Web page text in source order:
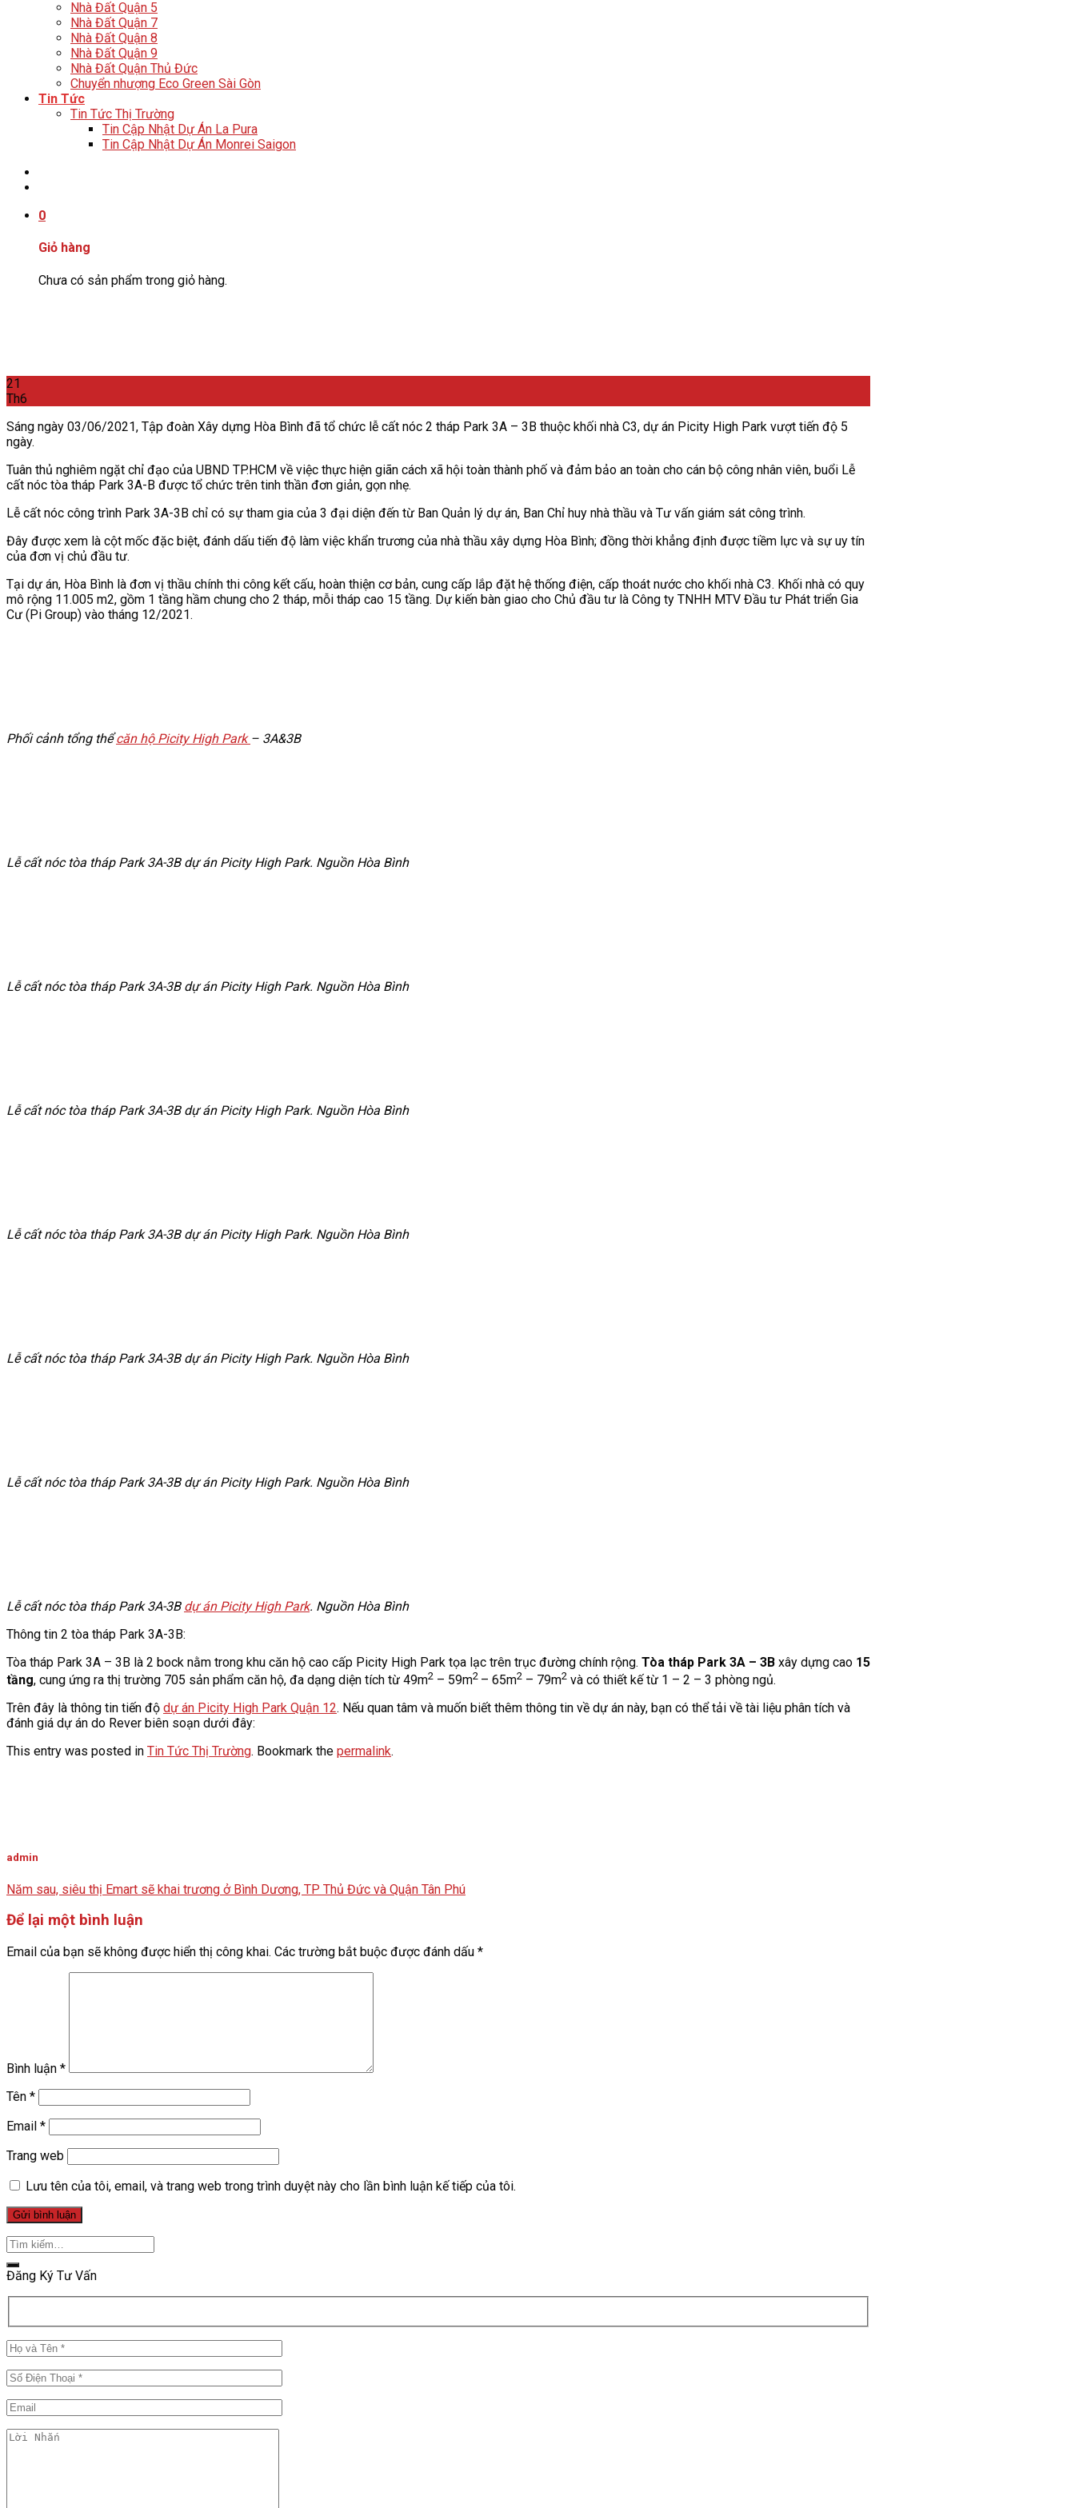
Nhà Đất Quận 5
Nhà Đất Quận 7
Nhà Đất Quận 8
Nhà Đất Quận 9
Nhà Đất Quận Thủ Đức
Chuyển nhượng Eco Green Sài Gòn
Tin Tức
Tin Tức Thị Trường
Tin Cập Nhật Dự Án La Pura
Tin Cập Nhật Dự Án Monrei Saigon
0
Giỏ hàng
Chưa có sản phẩm trong giỏ hàng.
21
Th6
Sáng ngày 03/06/2021, Tập đoàn Xây dựng Hòa Bình đã tổ chức lễ cất nóc 2 tháp Park 3A – 3B thuộc khối nhà C3, dự án Picity High Park vượt tiến độ 5
ngày.
Tuân thủ nghiêm ngặt chỉ đạo của UBND TP.HCM về việc thực hiện giãn cách xã hội toàn thành phố và đảm bảo an toàn cho cán bộ công nhân viên, buổi Lễ
cất nóc tòa tháp Park 3A-B được tổ chức trên tinh thần đơn giản, gọn nhẹ.
Lễ cất nóc công trình Park 3A-3B chỉ có sự tham gia của 3 đại diện đến từ Ban Quản lý dự án, Ban Chỉ huy nhà thầu và Tư vấn giám sát công trình.
Đây được xem là cột mốc đặc biệt, đánh dấu tiến độ làm việc khẩn trương của nhà thầu xây dựng Hòa Bình; đồng thời khẳng định được tiềm lực và sự uy tín
của đơn vị chủ đầu tư.
Tại dự án, Hòa Bình là đơn vị thầu chính thi công kết cấu, hoàn thiện cơ bản, cung cấp lắp đặt hệ thống điện, cấp thoát nước cho khối nhà C3. Khối nhà có quy
mô rộng 11.005 m2, gồm 1 tầng hầm chung cho 2 tháp, mỗi tháp cao 15 tầng. Dự kiến bàn giao cho Chủ đầu tư là Công ty TNHH MTV Đầu tư Phát triển Gia
Cư (Pi Group) vào tháng 12/2021.
Phối cảnh tổng thểcăn hộ Picity High Park – 3A&3B
Lễ cất nóc tòa tháp Park 3A-3B dự án Picity High Park. Nguồn Hòa Bình
Lễ cất nóc tòa tháp Park 3A-3B dự án Picity High Park. Nguồn Hòa Bình
Lễ cất nóc tòa tháp Park 3A-3B dự án Picity High Park. Nguồn Hòa Bình
Lễ cất nóc tòa tháp Park 3A-3B dự án Picity High Park. Nguồn Hòa Bình
Lễ cất nóc tòa tháp Park 3A-3B dự án Picity High Park. Nguồn Hòa Bình
Lễ cất nóc tòa tháp Park 3A-3B dự án Picity High Park. Nguồn Hòa Bình
Lễ cất nóc tòa tháp Park 3A-3B dự án Picity High Park. Nguồn Hòa Bình
Thông tin 2 tòa tháp Park 3A-3B:
Tòa tháp Park 3A – 3B là 2 bock nằm trong khu căn hộ cao cấp Picity High Park tọa lạc trên trục đường chính rộng. Tòa tháp Park 3A – 3B xây dựng cao 15
tầng, cung ứng ra thị trường 705 sản phẩm căn hộ, đa dạng diện tích từ 49m2 – 59m2 – 65m2 – 79m2 và có thiết kế từ 1 – 2 – 3 phòng ngủ.
Trên đây là thông tin tiến độ dự án Picity High Park Quận 12. Nếu quan tâm và muốn biết thêm thông tin về dự án này, bạn có thể tải về tài liệu phân tích và
đánh giá dự án do Rever biên soạn dưới đây:
This entry was posted in Tin Tức Thị Trường. Bookmark the permalink.
admin
Năm sau, siêu thị Emart sẽ khai trương ở Bình Dương, TP Thủ Đức và Quận Tân Phú
Để lại một bình luận
Email của bạn sẽ không được hiển thị công khai. Các trường bắt buộc được đánh dấu *
Bình luận *
Tên *
Email *
Trang web
Lưu tên của tôi, email, và trang web trong trình duyệt này cho lần bình luận kế tiếp của tôi.
Đăng Ký Tư Vấn